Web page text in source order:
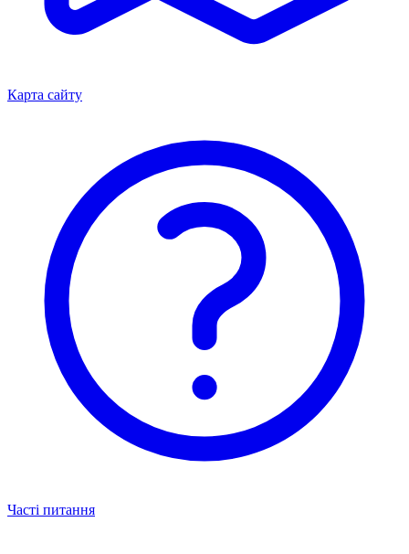
Карта сайту
Часті питання